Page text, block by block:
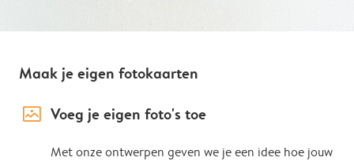
Maak je eigen fotokaarten
image_placeholder Voeg je eigen foto's toe
Met onze ontwerpen geven we je een idee hoe jouw